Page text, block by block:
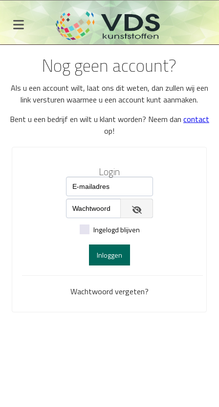
Nog geen account?
Als u een account wilt, laat ons dit weten, dan zullen wij een
link versturen waarmee u een account kunt aanmaken.
Bent u een bedrijf en wilt u klant worden? Neem dan contact
op!
Login
Ingelogd blijven
Inloggen
Wachtwoord vergeten?